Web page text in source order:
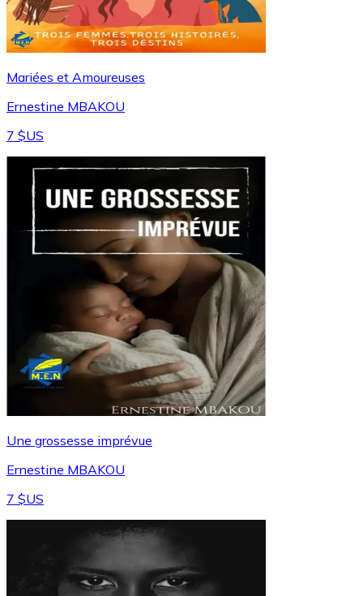
Mariées et Amoureuses
Ernestine MBAKOU
7 $US
Une grossesse imprévue
Ernestine MBAKOU
7 $US